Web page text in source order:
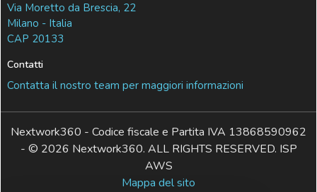
Via Moretto da Brescia, 22
Milano - Italia
CAP 20133
Contatti
Contatta il nostro team per maggiori informazioni
Nextwork360 - Codice fiscale e Partita IVA 13868590962
- © 2026 Nextwork360. ALL RIGHTS RESERVED. ISP
AWS
Mappa del sito